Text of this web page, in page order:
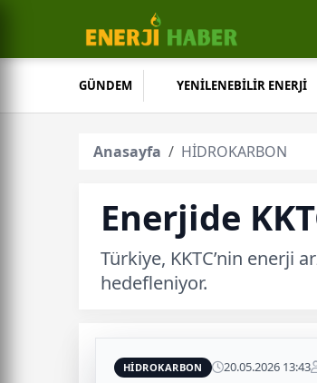
GÜNDEM YENİLENEBİLİR ENERJİ
Anasayfa HİDROKARBON
Enerjide
Türkiye, KKTC’nin enerji
hedefleniyor.
HİDROKARBON 20.05.2026 13:43